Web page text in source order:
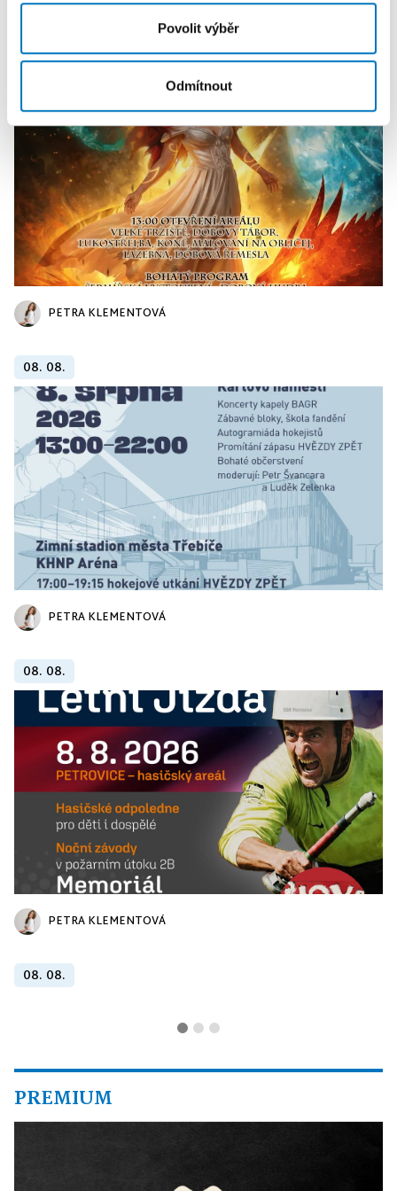
Povolit výběr
Odmítnout
KALENDÁŘ AKCÍ
PETRA KLEMENTOVÁ
08. 08.
PETRA KLEMENTOVÁ
08. 08.
PETRA KLEMENTOVÁ
08. 08.
PREMIUM